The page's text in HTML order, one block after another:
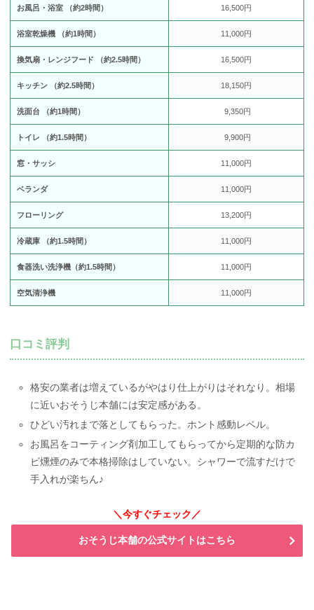
お風呂・浴室 （約2時間） 16,500円
浴室乾燥機 （約1時間） 11,000円
換気扇・レンジフード （約2.5時間） 16,500円
キッチン （約2.5時間） 18,150円
洗面台 （約1時間） 9,350円
トイレ （約1.5時間） 9,900円
窓・サッシ 11,000円
ベランダ 11,000円
フローリング 13,200円
冷蔵庫 （約1.5時間） 11,000円
食器洗い洗浄機（約1.5時間） 11,000円
空気清浄機 11,000円
口コミ評判
格安の業者は増えているがやはり仕上がりはそれなり。相場
に近いおそうじ本舗には安定感がある。
ひどい汚れまで落としてもらった。ホント感動レベル。
お風呂をコーティング剤加工してもらってから定期的な防カ
ビ燻煙のみで本格掃除はしていない。シャワーで流すだけで
手入れが楽ちん♪
＼今すぐチェック／
おそうじ本舗の公式サイトはこちら